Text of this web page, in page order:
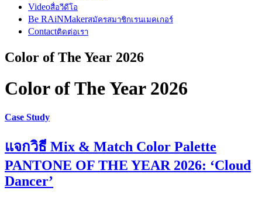
Videoสื่อวีดีโอ
Be RAiNMakerสมัครสมาชิกเรนเมคเกอร์
Contactติดต่อเรา
Color of The Year 2026
Color of The Year 2026
Case Study
แจกวิธี Mix & Match Color Palette
PANTONE OF THE YEAR 2026: ‘Cloud
Dancer’